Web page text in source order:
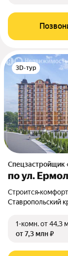
3D-тур
по ул.
Строится•комфорт
Ставропольский
1-комн.от 44,3
от 7,3 млн ₽